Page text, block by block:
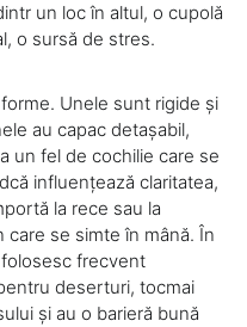
un loc în altul, o cupolă
o sursă de stres.
Unele sunt rigide și
au capac detașabil,
un fel de cochilie care se
influențează claritatea,
la rece sau la
se simte în mână. În
frecvent
deserturi, tocmai
și au o barieră bună